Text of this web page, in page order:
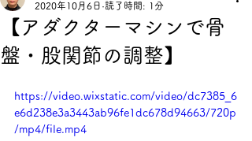
【アダクターマシンで骨
盤・股関節の調整】
2020年10月6日 読了時間: 1分
https://video.wixstatic.com/video/dc7385_6
e6d238e3a3443ab96fe1dc678d94663/720p
/mp4/file.mp4